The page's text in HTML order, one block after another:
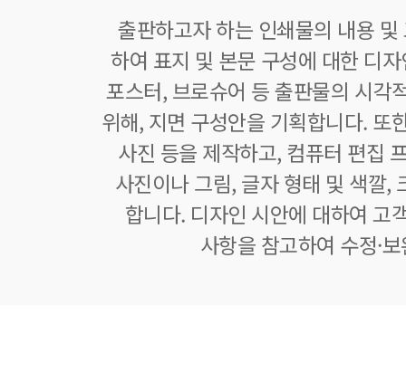
출판하고자 하는 인쇄물의 내용
하여 표지 및 본문 구성에 대한 디
포스터, 브로슈어 등 출판물의 시각
위해, 지면 구성안을 기획합니다. 또
사진 등을 제작하고, 컴퓨터 편집
사진이나 그림, 글자 형태 및 색깔,
합니다. 디자인 시안에 대하여 고
사항을 참고하여 수정·